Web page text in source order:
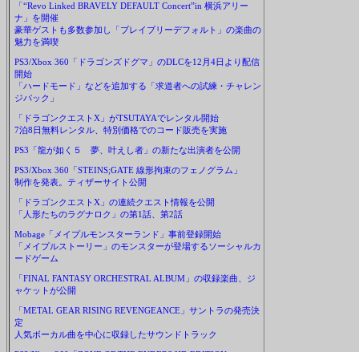
「“Revo Linked BRAVELY DEFAULT Concert”in 横浜アリー
ナ」を開催
豪華ゲストも多数参加し「ブレイブリーデフォルト」の楽曲の
魅力を満喫
PS3/Xbox 360「ドラゴンズドグマ」のDLCを12月4日より配信
開始
「ハードモード」などを追加する「求道者への試練・チャレン
ジパック」
「ドラゴンクエストX」がTSUTAYAでレンタル開始
7泊8日無料レンタル、特別価格でのコード販売を実施
PS3「龍が如く５ 夢、叶えし者」の新たな出演者を公開
PS3/Xbox 360「STEINS;GATE 線形拘束のフェノグラム」
制作を発表。ティザーサイト公開
「ドラゴンクエストX」の連続クエスト情報を公開
「人形たちのラグナロク」の第1話、第2話
Mobage「メイプルモンスターランド」事前登録開始
「メイプルストーリー」のモンスターが登場するソーシャルカ
ードゲーム
「FINAL FANTASY ORCHESTRAL ALBUM」の収録楽曲、ジ
ャケットが公開
「METAL GEAR RISING REVENGEANCE」サントラの発売決
定
人気ボーカル曲を中心に収録したサウンドトラック